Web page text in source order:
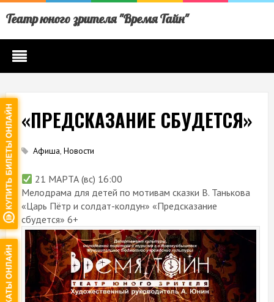
Театр юного зрителя "Время Тайн"
«ПРЕДСКАЗАНИЕ СБУДЕТСЯ»
Афиша, Новости
21 МАРТА (вс) 16:00
Мелодрама для детей по мотивам сказки В. Танькова
«Царь Пётр и солдат-колдун» «Предсказание
сбудется» 6+